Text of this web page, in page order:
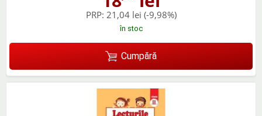
PRP: 21,04 lei (-9,98%)
în stoc
Cumpără